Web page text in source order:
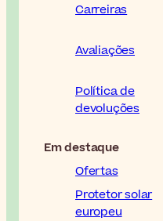
Carreiras
Avaliações
Política de
devoluções
Em destaque
Ofertas
Protetor solar
europeu